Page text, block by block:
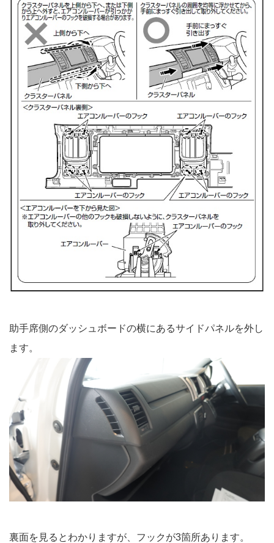
助手席側のダッシュボードの横にあるサイドパネルを外し
ます。
裏面を見るとわかりますが、フックが3箇所あります。